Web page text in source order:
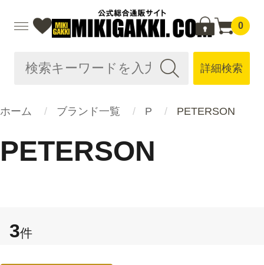
0
詳細検索
ホーム ブランド一覧 P PETERSON
PETERSON
3件